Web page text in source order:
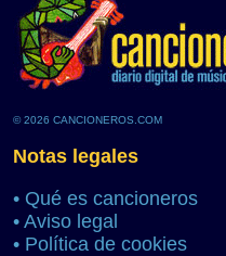
© 2026 CANCIONEROS.COM
Notas legales
• Qué es cancioneros
• Aviso legal
• Política de cookies